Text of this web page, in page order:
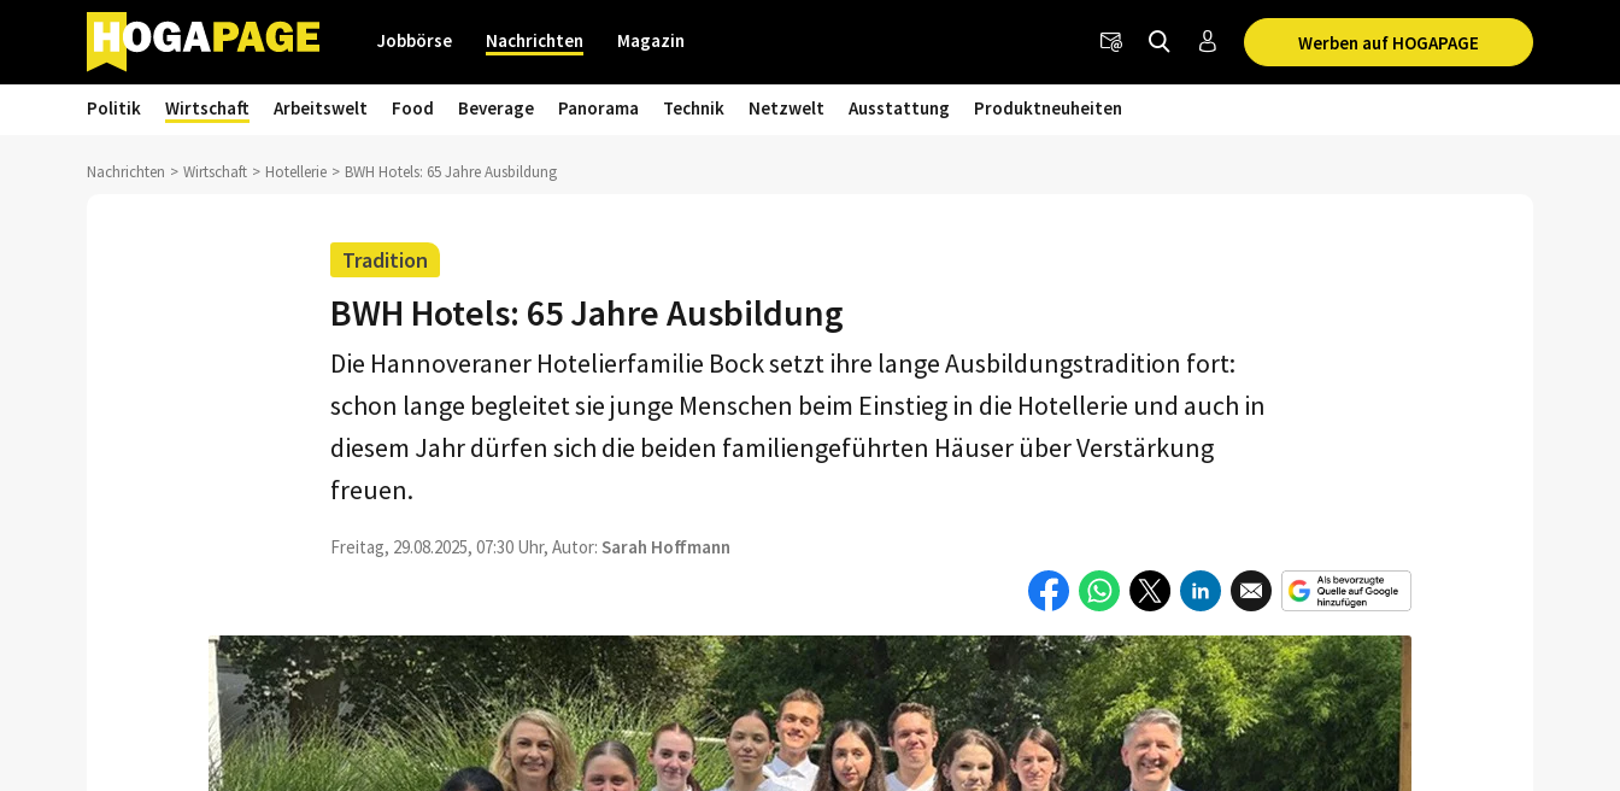
Werben auf HOGAPAGE
Jobbörse Nachrichten Magazin
Politik Wirtschaft Arbeitswelt Food Beverage Panorama Technik Netzwelt Ausstattung Produktneuheiten
Nachrichten Wirtschaft Hotellerie BWH Hotels: 65 Jahre Ausbildung
Tradition
BWH Hotels: 65 Jahre Ausbildung
Die Hannoveraner Hotelierfamilie Bock setzt ihre lange Ausbildungstradition fort:
schon lange begleitet sie junge Menschen beim Einstieg in die Hotellerie und auch in
diesem Jahr dürfen sich die beiden familiengeführten Häuser über Verstärkung
freuen.
Freitag, 29.08.2025, 07:30 Uhr, Autor: Sarah Hoffmann